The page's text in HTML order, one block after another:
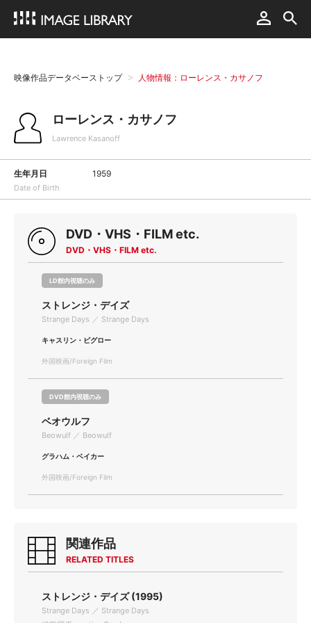
映像作品データベーストップ 人物情報：ローレンス・カサノフ
ローレンス・カサノフ
Lawrence Kasanoff
生年月日
Date of Birth
1959
DVD・VHS・FILM etc.
DVD・VHS・FILM etc.
LD館内視聴のみ
ストレンジ・デイズ
Strange Days ／ Strange Days
キャスリン・ビグロー
外国映画/Foreign Film
DVD館内視聴のみ
ベオウルフ
Beowulf ／ Beowulf
グラハム・ベイカー
外国映画/Foreign Film
関連作品
RELATED TITLES
ストレンジ・デイズ (1995)
Strange Days ／ Strange Days